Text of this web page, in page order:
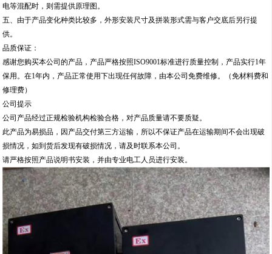
电等混配时，则需提供原理图。
五、由于产品变化种类比较多，外形安装尺寸及拼装形式需与客户交底后另行提
供。
品质保证：
感谢您购买本公司的产品，产品严格按照ISO9001标准进行质量控制，产品实行1年
保用。在1年内，产品正常使用下出现任何故障，由本公司免费维修。（免材料费和
修理费）
公司提示
公司产品经过正规检验机构检验合格，对产品质量请不要质疑。
此产品为易损品，因产品交付第三方运输，所以不保证产品在运输期间不会出现破
损情况，如到货后发现有破损情况，请及时联系本公司。
请严格按照产品说明书安装，并由专业电工人员进行安装。